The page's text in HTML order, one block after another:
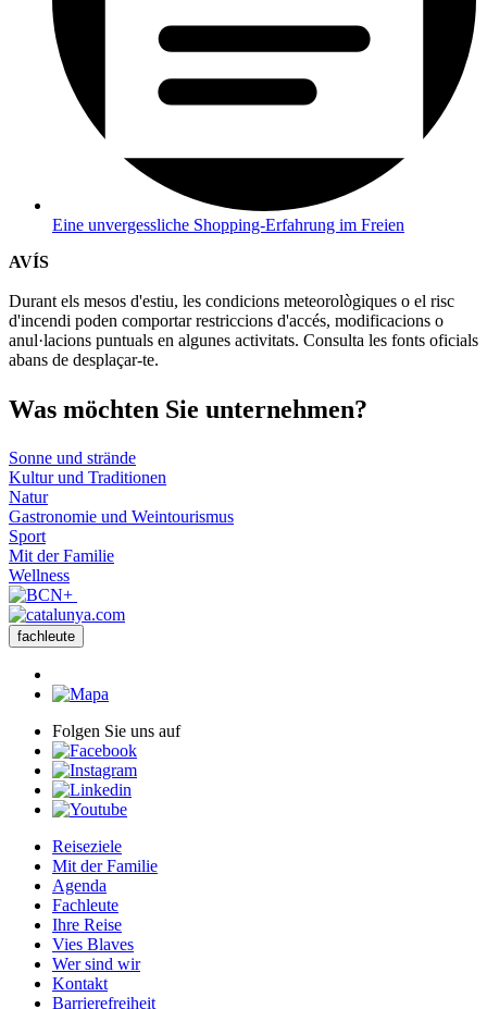
Eine unvergessliche Shopping-Erfahrung im Freien
AVÍS
Durant els mesos d'estiu, les condicions meteorològiques o el risc
d'incendi poden comportar restriccions d'accés, modificacions o
anul·lacions puntuals en algunes activitats. Consulta les fonts oficials
abans de desplaçar-te.
Was möchten Sie unternehmen?
Sonne und strände
Kultur und Traditionen
Natur
Gastronomie und Weintourismus
Sport
Mit der Familie
Wellness
fachleute
Folgen Sie uns auf
Reiseziele
Mit der Familie
Agenda
Fachleute
Ihre Reise
Vies Blaves
Wer sind wir
Kontakt
Barrierefreiheit